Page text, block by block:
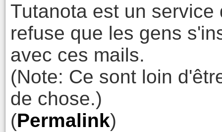
Tutanota est un
refuse que les gens
avec ces mails.
(Note: Ce sont loin
de chose.)
(Permalink)